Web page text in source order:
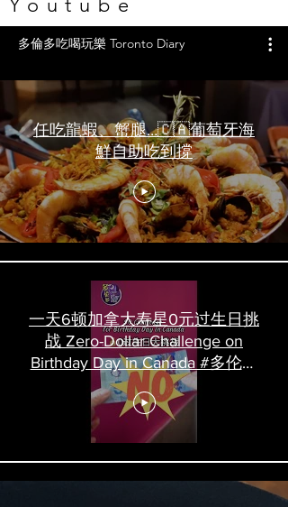
多倫多吃喝玩樂 Toronto Diary
任吃龍蝦、蟹腿…🇨🇦葡萄牙海
鮮自助吃到撐
一天6顿加拿大寿星0元过生日挑
战 Zero-Dollar Challenge on
Birthday Day in Canada #多伦多
吃喝玩乐 #多伦多美食
#torontofood